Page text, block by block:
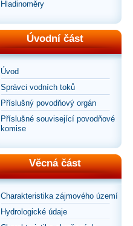
Hladinoměry
Úvodní část
Úvod
Správci vodních toků
Příslušný povodňový orgán
Příslušné související povodňové
komise
Věcná část
Charakteristika zájmového území
Hydrologické údaje